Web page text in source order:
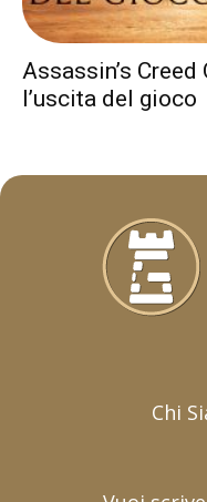
Assassin’s
l’uscita del gioco
Chi